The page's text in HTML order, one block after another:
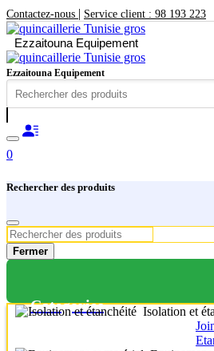
Contactez-nous | Service client : 98 193 223
Ezzaitouna Equipement
Ezzaitouna Equipement
0
Rechercher des produits
Fermer
Categories
Isolation et